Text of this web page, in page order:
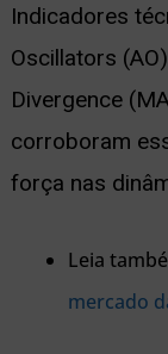
Indicadores
Oscillators
Divergence
corroboram
força nas
Leia
mercado